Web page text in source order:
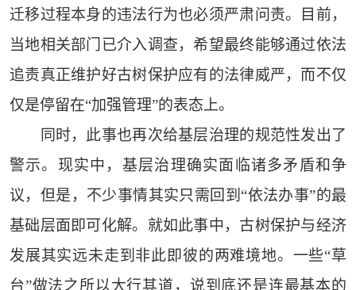
迁移过程本身的违法行为也必须严肃问责。目前，
当地相关部门已介入调查，希望最终能够通过依法
追责真正维护好古树保护应有的法律威严，而不仅
仅是停留在“加强管理”的表态上。
同时，此事也再次给基层治理的规范性发出了
警示。现实中，基层治理确实面临诸多矛盾和争
议，但是，不少事情其实只需回到“依法办事”的最
基础层面即可化解。就如此事中，古树保护与经济
发展其实远未走到非此即彼的两难境地。一些“草
台”做法之所以大行其道，说到底还是连最基本的